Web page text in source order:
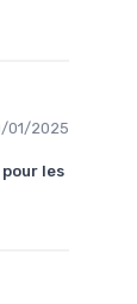
01/2025
les